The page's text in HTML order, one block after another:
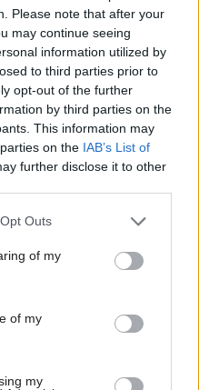
Please note that after your
may continue seeing
information utilized by
to third parties prior to
opt-out of the further
by third parties on the
This information may
on the IAB’s List of
further disclose it to other
uses one or more Google
You may click to
and its third-party tags to
purposes in below Google
Outs
of my
of my
my
vám v kúpeľni
je to praktické a